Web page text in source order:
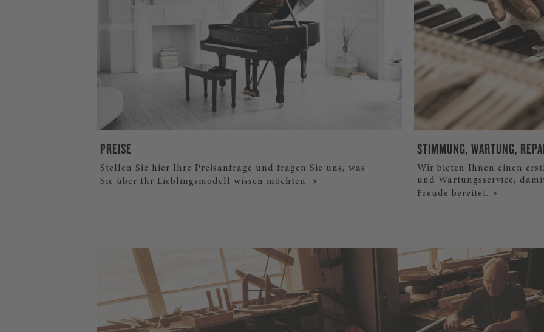
PREISE
Stellen Sie hier Ihre Preisanfrage und fragen Sie uns, was
Sie über Ihr Lieblingsmodell wissen möchten.
STIMMUNG, WARTUNG,
Wir bieten Ihnen einen
und Wartungsservice,
Freude bereitet.